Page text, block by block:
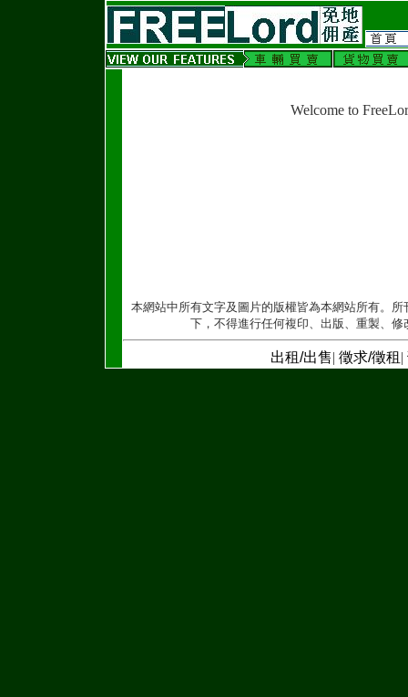
Welcome to
本網站中所有文字及圖片的版權皆為本網站所有。
下，不得進行任何複印、出版、重製、
出租/出售| 徵求/徵租 |